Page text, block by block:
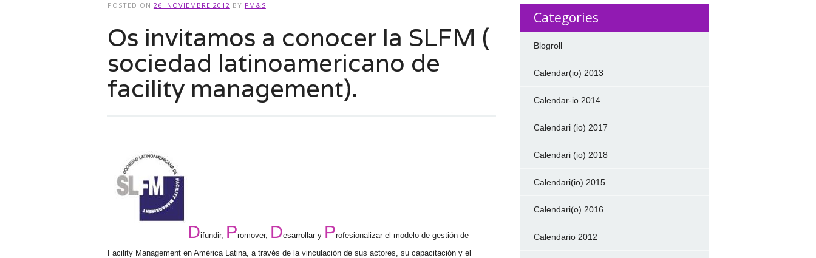
POSTED ON 26. NOVIEMBRE 2012 BY FM&S
Os invitamos a conocer la SLFM (
sociedad latinoamericano de
facility management).
Difundir, Promover, Desarrollar y Profesionalizar el modelo de gestión de
Facility Management en América Latina, a través de la vinculación de sus actores, su capacitación y el
Categories
Blogroll
Calendar(io) 2013
Calendar-io 2014
Calendari (io) 2017
Calendari (io) 2018
Calendari(io) 2015
Calendari(o) 2016
Calendario 2012